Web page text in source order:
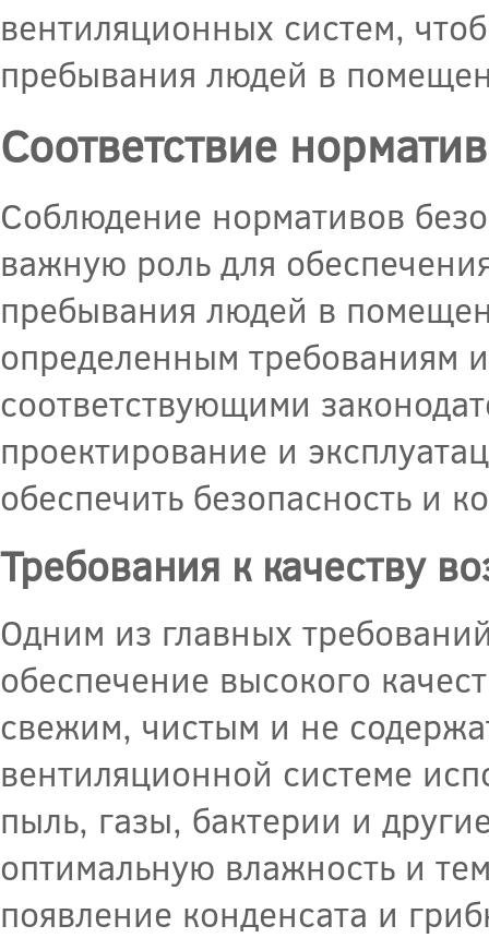
вентиляционных систем,
пребывания людей в
Соответствие
Соблюдение нормативов
важную роль для
пребывания людей в
определенным требованиям
соответствующими
проектирование и
обеспечить безопасность и
Требования к качеству
Одним из главных
обеспечение высокого
свежим, чистым и не
вентиляционной системе
пыль, газы, бактерии и
оптимальную влажность и
появление конденсата и